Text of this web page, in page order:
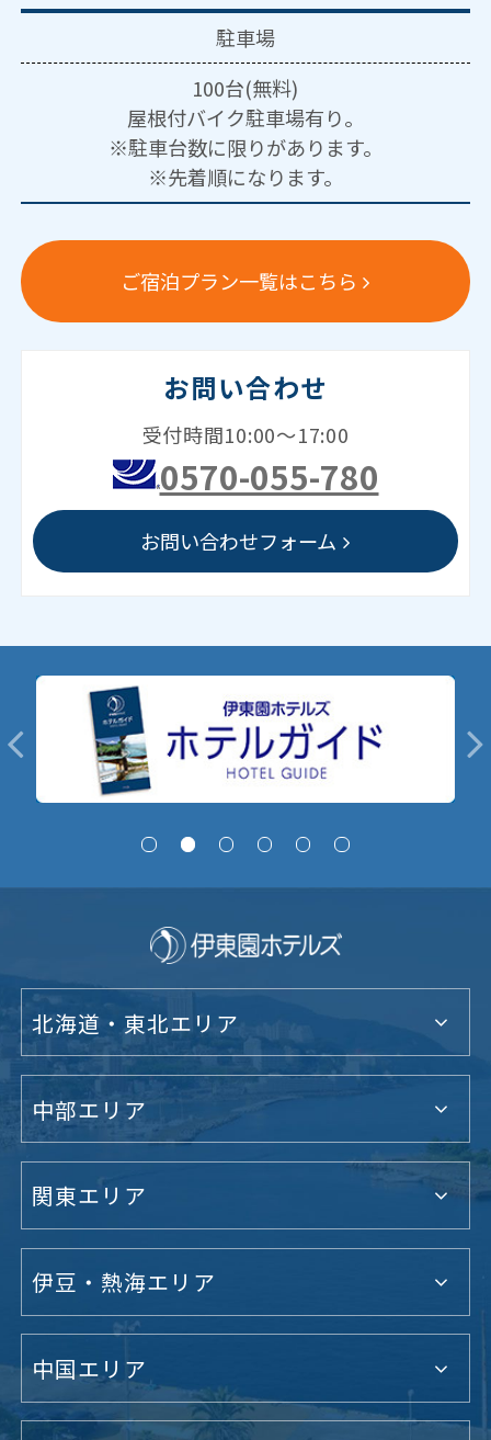
駐車場
100台(無料)
屋根付バイク駐車場有り。
※駐車台数に限りがあります。
※先着順になります。
ご宿泊プラン一覧はこちら
お問い合わせ
受付時間10:00～17:00
0570-055-780
お問い合わせフォーム
北海道・東北エリア
中部エリア
関東エリア
伊豆・熱海エリア
中国エリア